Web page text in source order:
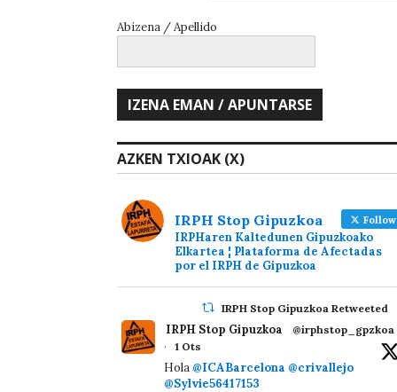
Abizena / Apellido
AZKEN TXIOAK (X)
IRPH Stop Gipuzkoa Follow
IRPHaren Kaltedunen Gipuzkoako
Elkartea ¦ Plataforma de Afectadas
por el IRPH de Gipuzkoa
IRPH Stop Gipuzkoa Retweeted
IRPH Stop Gipuzkoa
@irphstop_gpzkoa
·
1 Ots
Hola @ICABarcelona @crivallejo
@Sylvie56417153